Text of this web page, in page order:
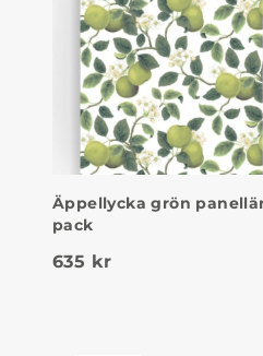
Äppellycka grön
pack
635 kr